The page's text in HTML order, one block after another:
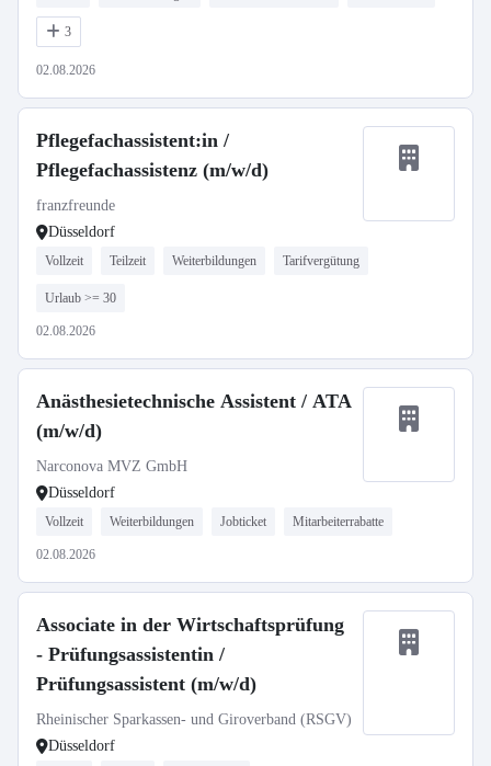
3
02.08.2026
Pflegefachassistent:in /
Pflegefachassistenz (m/w/d)
franzfreunde
Düsseldorf
Vollzeit Teilzeit Weiterbildungen Tarifvergütung
Urlaub >= 30
02.08.2026
Anästhesietechnische Assistent / ATA
(m/w/d)
Narconova MVZ GmbH
Düsseldorf
Vollzeit Weiterbildungen Jobticket Mitarbeiterrabatte
02.08.2026
Associate in der Wirtschaftsprüfung
- Prüfungsassistentin /
Prüfungsassistent (m/w/d)
Rheinischer Sparkassen- und Giroverband (RSGV)
Düsseldorf